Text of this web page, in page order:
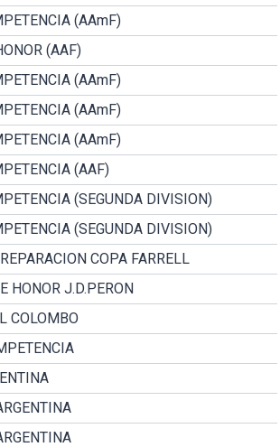
(AAmF)
(AAF)
(AAmF)
(AAmF)
(AAmF)
(AAF)
(SEGUNDA DIVISION)
(SEGUNDA DIVISION)
COPA FARRELL
HONOR J.D.PERON
COLOMBO